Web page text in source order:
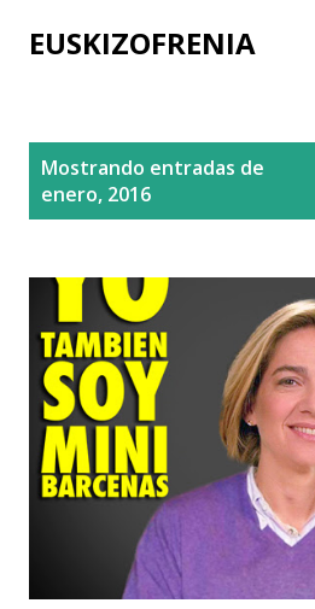
Ir al contenido
EUSKIZOFRENIA
Mostrando entradas de
enero, 2016